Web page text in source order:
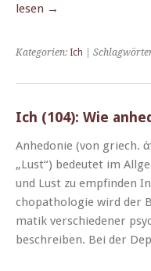
lesen →
Kategorien: Ich |
Ich (104): Wie
Anhe­do­nie (von griech.
„Lust“) bedeutet im
und Lust zu empfind­en
chopatholo­gie wird der
matik ver­schieden­er
beschreiben. Bei der